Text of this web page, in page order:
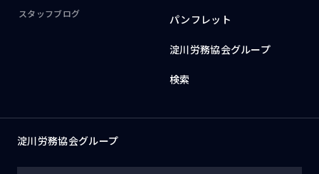
スタッフブログ
パンフレット
淀川労務協会グループ
検索
淀川労務協会グループ